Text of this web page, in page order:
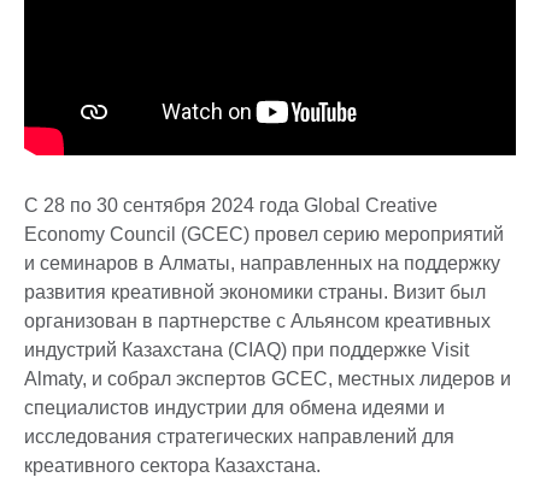
С 28 по 30 сентября 2024 года Global Creative
Economy Council (GCEC) провел серию мероприятий
и семинаров в Алматы, направленных на поддержку
развития креативной экономики страны. Визит был
организован в партнерстве с Альянсом креативных
индустрий Казахстана (CIAQ) при поддержке Visit
Almaty, и собрал экспертов GCEC, местных лидеров и
специалистов индустрии для обмена идеями и
исследования стратегических направлений для
креативного сектора Казахстана.